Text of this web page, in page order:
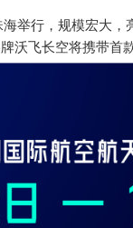
举行，规模宏大
飞长空将携带首